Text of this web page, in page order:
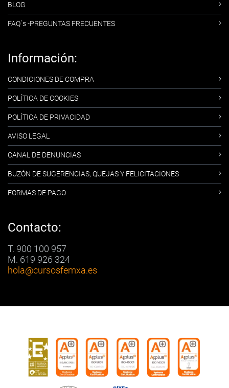
BLOG
FAQ´s -PREGUNTAS FRECUENTES
Información:
CONDICIONES DE COMPRA
POLÍTICA DE COOKIES
POLÍTICA DE PRIVACIDAD
AVISO LEGAL
CANAL DE DENUNCIAS
BUZÓN DE SUGERENCIAS, QUEJAS Y FELICITACIONES
FORMAS DE PAGO
Contacto:
T. 900 100 957
M. 619 926 324
hola@cursosfemxa.es